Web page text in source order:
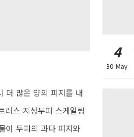
더 많은 양의 피지를 내
러스 지성두피 스케일링
이 두피의 과다 피지와
4
30 May